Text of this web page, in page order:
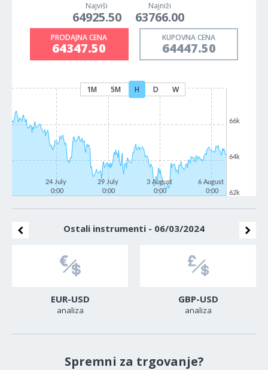
Najviši
64925.50
Najniži
63766.00
PRODAJNA CENA
64347.50
KUPOVNA CENA
64447.50
1M 5M H D W
24 July
0:00
29 July
0:00
3 August
0:00
6 August
0:00
62k
64k
66k
Ostali instrumenti - 06/03/2024
EUR-USD
analiza
GBP-USD
analiza
Spremni za trgovanje?